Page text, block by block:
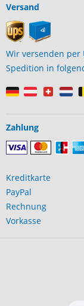
Versand
Wir versenden per
Spedition in
Zahlung
Kreditkarte
PayPal
Rechnung
Vorkasse